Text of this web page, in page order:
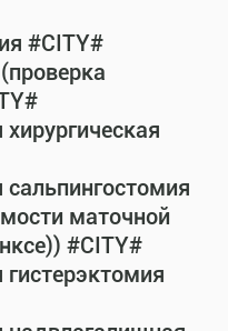
#CITY#
маточной
#CITY#